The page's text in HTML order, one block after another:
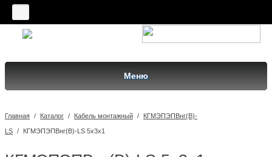
Меню
Главная / Каталог / Кабель монтажный / КГМЭПЭПВнг(В)-
LS / КГМЭПЭПВнг(В)-LS 5х3х1